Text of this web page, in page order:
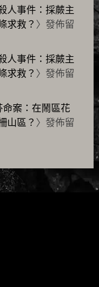
人事件：採蕨主
求救？ 〉發佈留
人事件：採蕨主
求救？ 〉發佈留
命案：在鬧區花
山區？ 〉發佈留